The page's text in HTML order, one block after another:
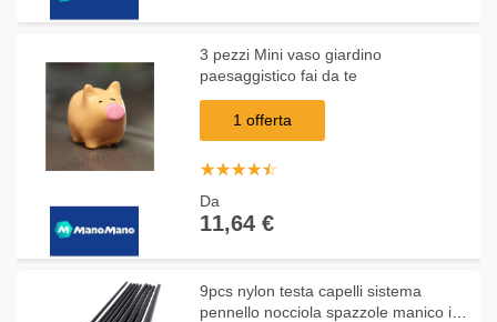
3 pezzi Mini vaso giardino
paesaggistico fai da te
1 offerta
☆☆☆☆☆
★★★★★
Da
11,64 €
9pcs nylon testa capelli sistema
pennello nocciola spazzole manico in